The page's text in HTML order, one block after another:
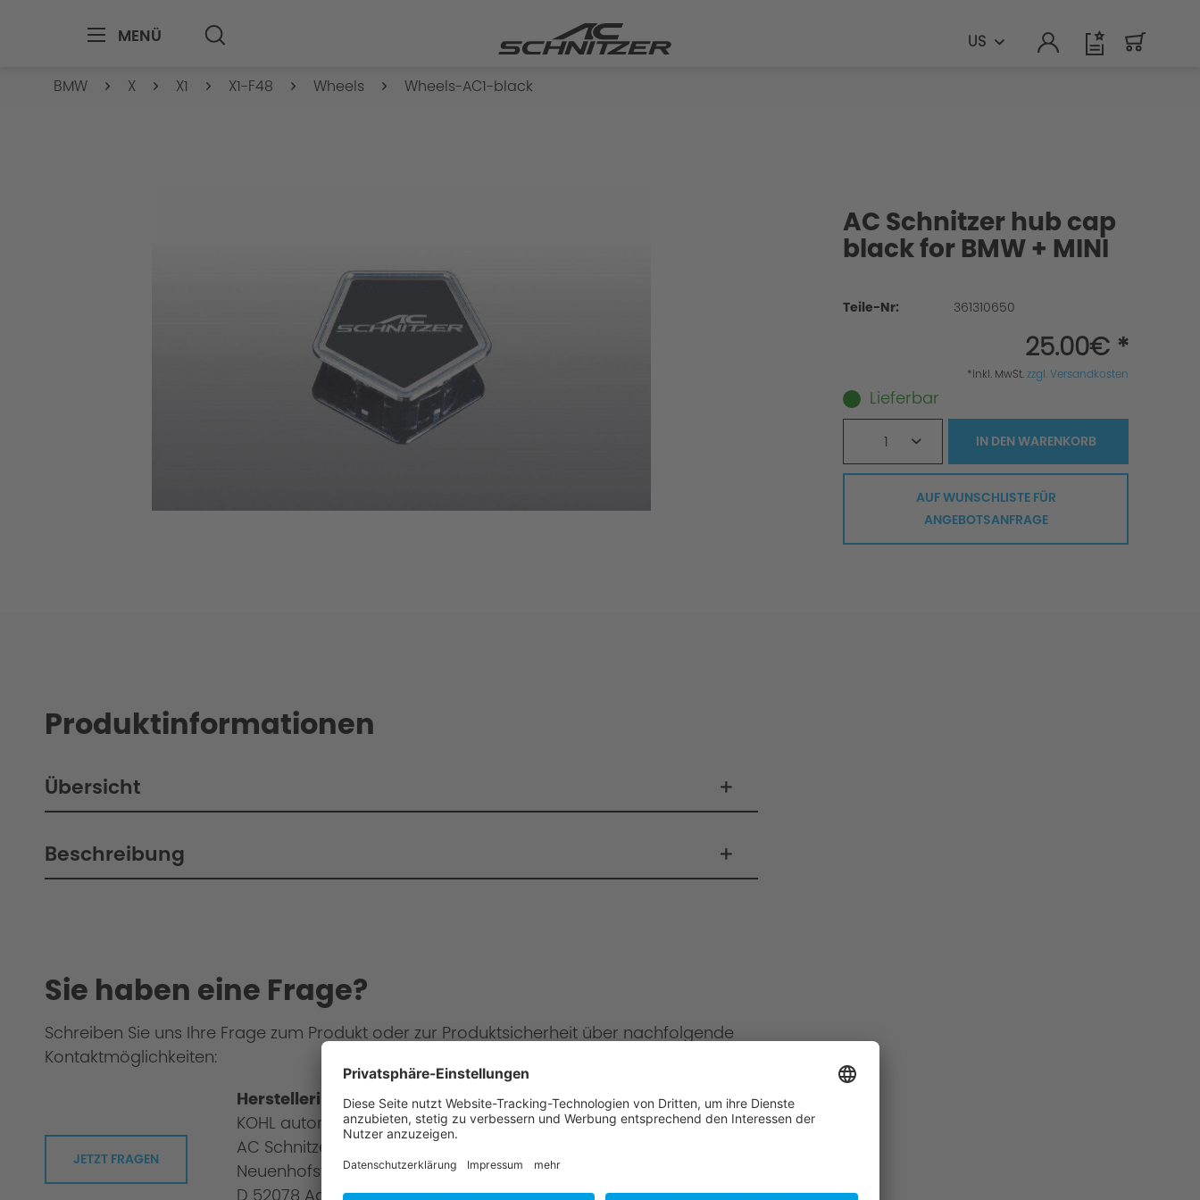
MENÜ US
BMW X X1 X1-F48 Wheels Wheels-AC1-black
Produktinformationen
Übersicht
Beschreibung
Sie haben eine Frage?
Schreiben Sie uns Ihre Frage zum Produkt oder zur Produktsicherheit über nachfolgende
Kontaktmöglichkeiten:
JETZT FRAGEN
Herstellerinformationen
KOHL automobile GmbH
AC Schnitzer
Neuenhofstraße 160
D 52078 Aachen
AC Schnitzer hub cap
black for BMW + MINI
Teile-Nr: 361310650
25.00€ *
*inkl. MwSt.zzgl. Versandkosten
Lieferbar
1 IN DENWARENKORB
AUF WUNSCHLISTE FÜR
ANGEBOTSANFRAGE